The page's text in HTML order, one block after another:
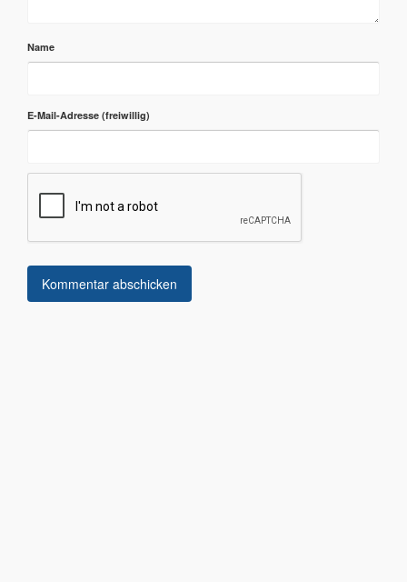
Name
E-Mail-Adresse